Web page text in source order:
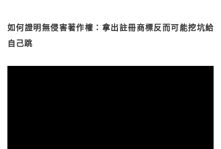
如何證明無侵害著作權：拿出註冊商標反而可能挖坑給
自己跳